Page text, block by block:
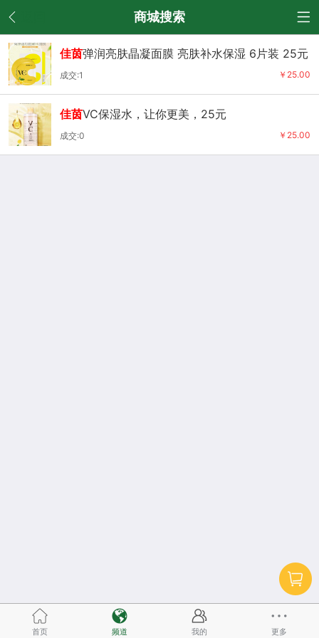
商城搜索
佳茵弹润亮肤晶凝面膜 亮肤补水保湿 6片装 25元
￥25.00
成交:1
佳茵VC保湿水，让你更美，25元
￥25.00
成交:0
首页 频道 我的 更多